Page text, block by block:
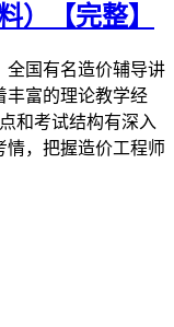
）【完整】
全国有名造价辅导讲
丰富的理论教学经
和考试结构有深入
情，把握造价工程师